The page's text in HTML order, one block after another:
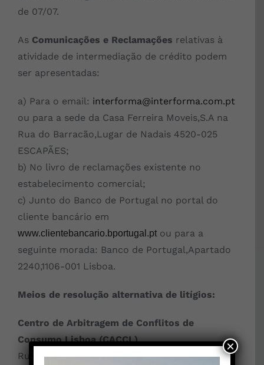
de 07/07.
As Comunicações e Reclamações relativas à
atividade de intermediação de crédito podem
ser apresentadas:
a) Para o email: interforma@interforma.com.pt
ou para a sede da Casa Ferreira Moveis,S.A na
Rua do Barracão,Lugar de Nadais 4520-025
ESCAPÃES;
b) No livro de reclamações existente no
estabelecimento comercial;
c) Junto do Banco de Portugal no portal do
cliente bancário em
www.clientebancario.bportugal.ptou para a
seguinte morada: Banco de Portugal,Apartado
2240,1106-001 Lisboa.
Meios de resolução alternativa de litígios:
Centro de Arbitragem de Conflitos de
Consumo Lisboa (CACCL)
Rua dos Douradores,nº 116 – 2º
×